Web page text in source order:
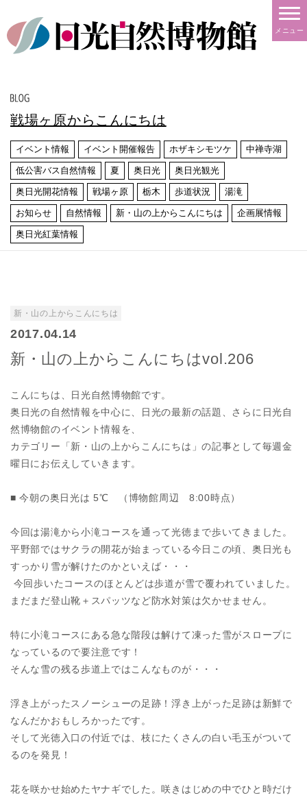
メニュー
戦場ヶ原からこんにちは
イベント情報 イベント開催報告 ホザキシモツケ 中禅寺湖
低公害バス自然情報 夏 奥日光 奥日光観光
奥日光開花情報 戦場ヶ原 栃木 歩道状況 湯滝
お知らせ 自然情報 新・山の上からこんにちは 企画展情報
奥日光紅葉情報
新・山の上からこんにちは
2017.04.14
新・山の上からこんにちはvol.206
こんにちは、日光自然博物館です。
奥日光の自然情報を中心に、日光の最新の話題、さらに日光自
然博物館のイベント情報を、
カテゴリー「新・山の上からこんにちは」の記事として毎週金
曜日にお伝えしていきます。
■ 今朝の奥日光は 5℃ （博物館周辺 8:00時点）
今回は湯滝から小滝コースを通って光徳まで歩いてきました。
平野部ではサクラの開花が始まっている今日この頃、奥日光も
すっかり雪が解けたのかといえば・・・
今回歩いたコースのほとんどは歩道が雪で覆われていました。
まだまだ登山靴＋スパッツなど防水対策は欠かせません。
特に小滝コースにある急な階段は解けて凍った雪がスロープに
なっているので要注意です！
そんな雪の残る歩道上ではこんなものが・・・
浮き上がったスノーシューの足跡！浮き上がった足跡は新鮮で
なんだかおもしろかったです。
そして光徳入口の付近では、枝にたくさんの白い毛玉がついて
るのを発見！
花を咲かせ始めたヤナギでした。咲きはじめの中でひと時だけ